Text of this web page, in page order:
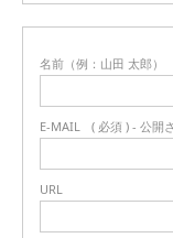
名前（例：山田 太郎）
E-MAIL ( 必須 ) - 公開
URL